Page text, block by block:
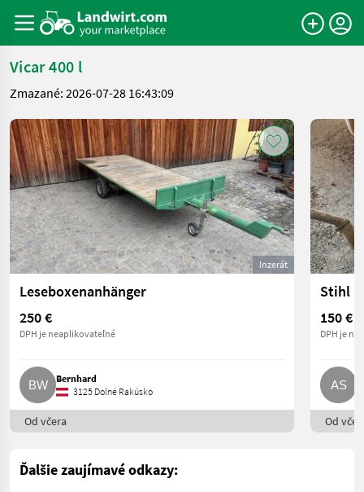
Vicar 400 l
Zmazané: 2026-07-28 16:43:09
Inzerát
Leseboxenanhänger
250 €
DPH je neaplikovateľné
Bernhard
3125 Dolné Rakúsko
Od včera
Stihl
150 €
DPH je
Od
Ďalšie zaujímavé odkazy: